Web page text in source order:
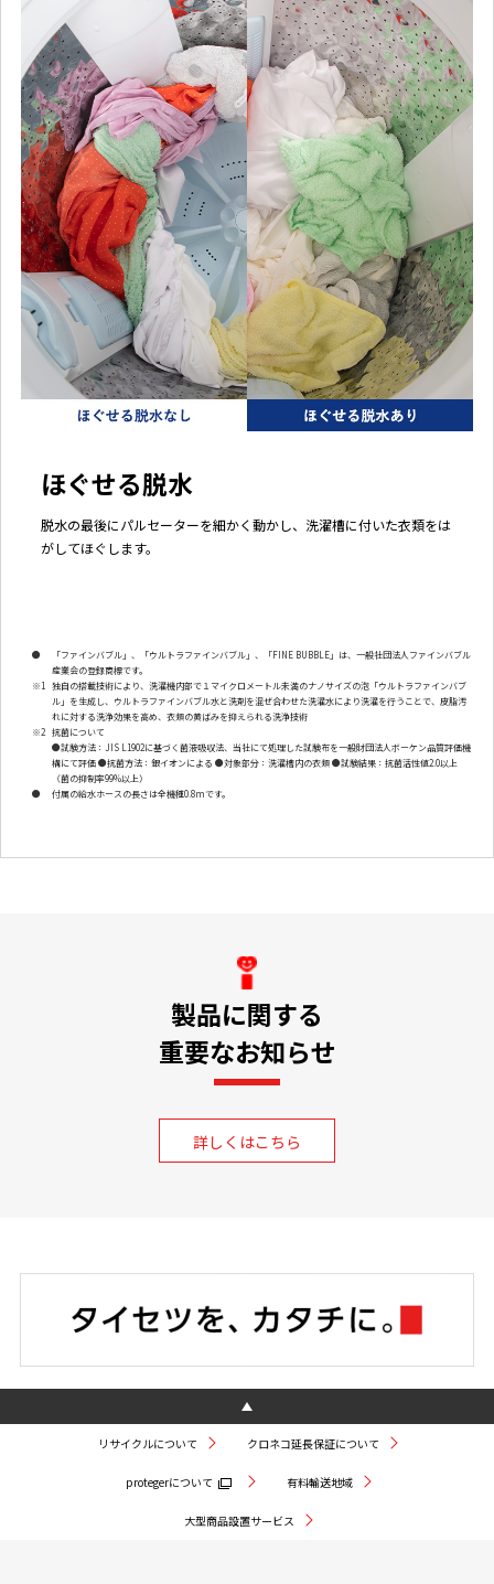
ほぐせる脱水
脱水の最後にパルセーターを細かく動かし、洗濯槽に付いた衣類をは
がしてほぐします。
●
「ファインバブル」、「ウルトラファインバブル」、「FINE BUBBLE」は、一般社団法人ファインバブル
産業会の登録商標です。
※1
独自の搭載技術により、洗濯機内部で１マイクロメートル未満のナノサイズの泡「ウルトラファインバブ
ル」を生成し、ウルトラファインバブル水と洗剤を混ぜ合わせた洗濯水により洗濯を行うことで、皮脂汚
れに対する洗浄効果を高め、衣類の黄ばみを抑えられる洗浄技術
※2 抗菌について
●試験方法：JIS L1902に基づく菌液吸収法、当社にて処理した試験布を一般財団法人ボーケン品質評価機
構にて評価 ●抗菌方法：銀イオンによる ●対象部分：洗濯槽内の衣類 ●試験結果：抗菌活性値2.0以上
（菌の抑制率99%以上）
●
付属の給水ホースの長さは全機種0.8mです。
製品に関する
重要なお知らせ
詳しくはこちら
リサイクルについて クロネコ延長保証について
protegerについて 有料輸送地域
大型商品設置サービス